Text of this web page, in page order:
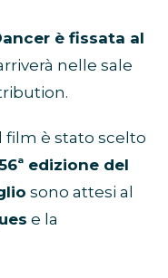
è fissata al
nelle sale
film è stato scelto
edizione del
sono attesi al
e la